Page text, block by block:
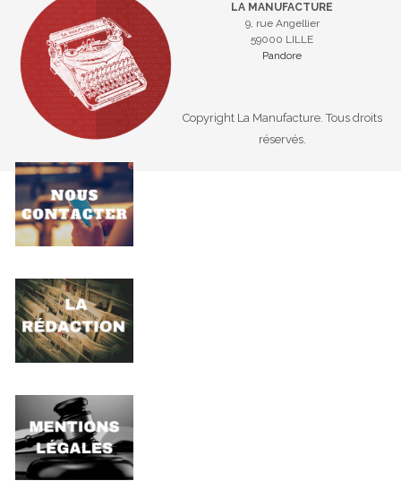
LA MANUFACTURE
9, rue Angellier
59000 LILLE
Pandore
Copyright La Manufacture. Tous droits
réservés.